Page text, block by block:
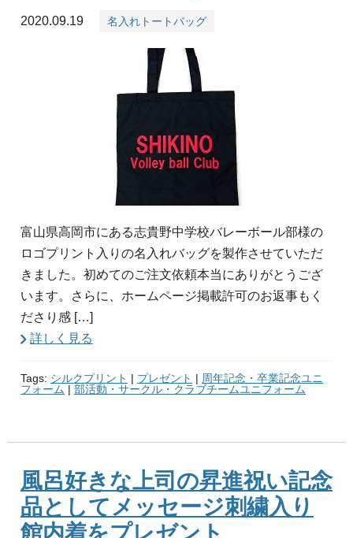
2020.09.19 名入れトートバッグ
富山県高岡市にある志貴野中学校バレーボール部様の
ロゴプリント入りの名入れバッグを製作させていただ
きました。初めてのご注文依頼本当にありがとうござ
います。さらに、ホームページ掲載許可のお返事もく
ださり感 […]
詳しく見る
Tags: シルクプリント | プレゼント | 周年記念・卒業記念ユニ
フォーム | 部活動・サークル・クラブチームユニフォーム
風呂好きな上司の昇進祝い記念
品としてメッセージ刺繍入り
館内着をプレゼント